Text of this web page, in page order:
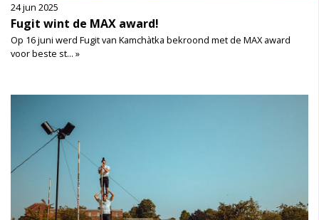
24 jun 2025
Fugit wint de MAX award!
Op 16 juni werd Fugit van Kamchàtka bekroond met de MAX award
voor beste st... »